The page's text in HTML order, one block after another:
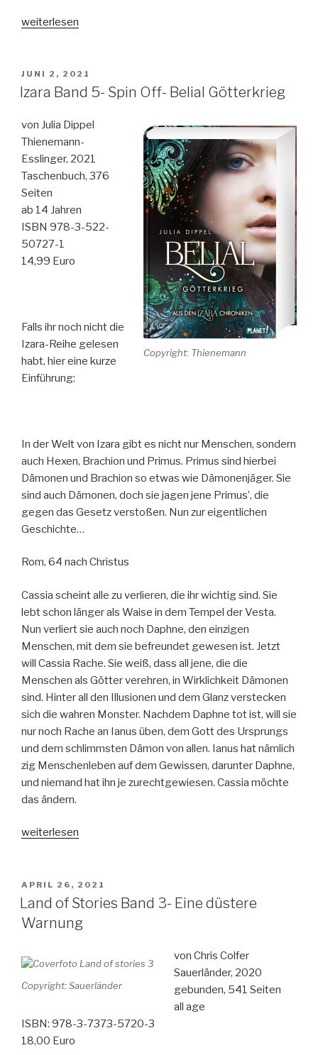
„Kobi
dir
und
ein
Freund“
weiterlesen
VERÖFFENTLICHT
AM
JUNI 2, 2021
Izara Band 5- Spin Off- Belial Götterkrieg
Copyright: Thienemann
von Julia Dippel
Thienemann-
Esslinger, 2021
Taschenbuch, 376
Seiten
ab 14 Jahren
ISBN 978-3-522-
50727-1
14,99 Euro
Falls ihr noch nicht die
Izara-Reihe gelesen
habt, hier eine kurze
Einführung:
In der Welt von Izara gibt es nicht nur Menschen, sondern
auch Hexen, Brachion und Primus. Primus sind hierbei
Dämonen und Brachion so etwas wie Dämonenjäger. Sie
sind auch Dämonen, doch sie jagen jene Primus’, die
gegen das Gesetz verstoßen. Nun zur eigentlichen
Geschichte…
Rom, 64 nach Christus
Cassia scheint alle zu verlieren, die ihr wichtig sind. Sie
lebt schon länger als Waise in dem Tempel der Vesta.
Nun verliert sie auch noch Daphne, den einzigen
Menschen, mit dem sie befreundet gewesen ist. Jetzt
will Cassia Rache. Sie weiß, dass all jene, die die
Menschen als Götter verehren, in Wirklichkeit Dämonen
sind. Hinter all den Illusionen und dem Glanz verstecken
sich die wahren Monster. Nachdem Daphne tot ist, will sie
nur noch Rache an Ianus üben, dem Gott des Ursprungs
und dem schlimmsten Dämon von allen. Ianus hat nämlich
zig Menschenleben auf dem Gewissen, darunter Daphne,
und niemand hat ihn je zurechtgewiesen. Cassia möchte
das ändern.
„Izara
Spin
Off-
Belial
Götterkrieg“
weiterlesen
VERÖFFENTLICHT
AM
APRIL 26, 2021
Land of Stories Band 3- Eine düstere
Warnung
Copyright: Sauerländer
von Chris Colfer
Sauerländer, 2020
gebunden, 541 Seiten
all age
ISBN: 978-3-7373-5720-3
18,00 Euro